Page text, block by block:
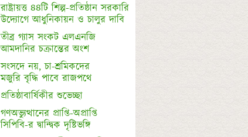
রাষ্ট্রায়ত্ত ৪৪টি শিল্প-প্রতিষ্ঠান সরকারি
তীব্র গ্যাস সংকট এলএনজি
সংসদে নয়, চা-শ্রমিকদের
গণঅভ্যুত্থানের প্রাপ্তি-অপ্রাপ্তি
সিপিবি-র দ্বান্দ্বিক দৃষ্টিভঙ্গি